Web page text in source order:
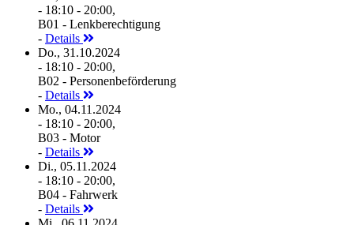
- 18:10 - 20:00,
B01 - Lenkberechtigung
- Details
Do., 31.10.2024
- 18:10 - 20:00,
B02 - Personenbeförderung
- Details
Mo., 04.11.2024
- 18:10 - 20:00,
B03 - Motor
- Details
Di., 05.11.2024
- 18:10 - 20:00,
B04 - Fahrwerk
- Details